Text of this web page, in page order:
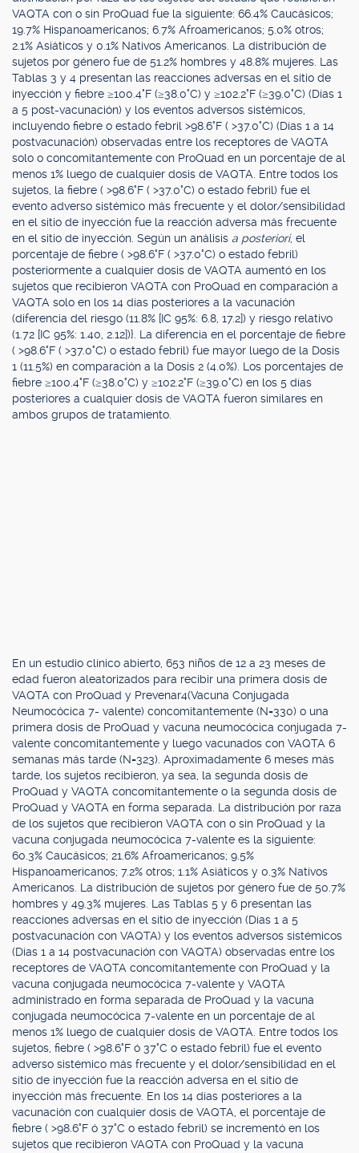
VAQTA con o sin ProQuad fue la siguiente: 66.4% Caucásicos;
19.7% Hispanoamericanos; 6.7% Afroamericanos; 5.0% otros;
2.1% Asiáticos y 0.1% Nativos Americanos. La distribución de
sujetos por género fue de 51.2% hombres y 48.8% mujeres. Las
Tablas 3 y 4 presentan las reacciones adversas en el sitio de
inyección y fiebre ≥100.4°F (≥38.0°C) y ≥102.2°F (≥39.0°C) (Días 1
a 5 post-vacunación) y los eventos adversos sistémicos,
incluyendo fiebre o estado febril >98.6°F ( >37.0°C) (Días 1 a 14
postvacunación) observadas entre los receptores de VAQTA
solo o concomitantemente con ProQuad en un porcentaje de al
menos 1% luego de cualquier dosis de VAQTA. Entre todos los
sujetos, la fiebre ( >98.6°F ( >37.0°C) o estado febril) fue el
evento adverso sistémico más frecuente y el dolor/sensibilidad
en el sitio de inyección fue la reacción adversa más frecuente
en el sitio de inyección. Según un análisis a posteriori, el
porcentaje de fiebre ( >98.6°F ( >37.0°C) o estado febril)
posteriormente a cualquier dosis de VAQTA aumentó en los
sujetos que recibieron VAQTA con ProQuad en comparación a
VAQTA solo en los 14 días posteriores a la vacunación
(diferencia del riesgo (11.8% [IC 95%: 6.8, 17.2]) y riesgo relativo
(1.72 [IC 95%: 1.40, 2.12])}. La diferencia en el porcentaje de fiebre
( >98.6°F ( >37.0°C) o estado febril) fue mayor luego de la Dosis
1 (11.5%) en comparación a la Dosis 2 (4.0%). Los porcentajes de
fiebre ≥100.4°F (≥38.0°C) y ≥102.2°F (≥39.0°C) en los 5 días
posteriores a cualquier dosis de VAQTA fueron similares en
ambos grupos de tratamiento.
En un estudio clínico abierto, 653 niños de 12 a 23 meses de
edad fueron aleatorizados para recibir una primera dosis de
VAQTA con ProQuad y Prevenar4(Vacuna Conjugada
Neumocócica 7- valente) concomitantemente (N=330) o una
primera dosis de ProQuad y vacuna neumocócica conjugada 7-
valente concomitantemente y luego vacunados con VAQTA 6
semanas más tarde (N=323). Aproximadamente 6 meses más
tarde, los sujetos recibieron, ya sea, la segunda dosis de
ProQuad y VAQTA concomitantemente o la segunda dosis de
ProQuad y VAQTA en forma separada. La distribución por raza
de los sujetos que recibieron VAQTA con o sin ProQuad y la
vacuna conjugada neumocócica 7-valente es la siguiente:
60.3% Caucásicos; 21.6% Afroamericanos; 9.5%
Hispanoamericanos; 7.2% otros; 1.1% Asiáticos y 0.3% Nativos
Americanos. La distribución de sujetos por género fue de 50.7%
hombres y 49.3% mujeres. Las Tablas 5 y 6 presentan las
reacciones adversas en el sitio de inyección (Días 1 a 5
postvacunación con VAQTA) y los eventos adversos sistémicos
(Días 1 a 14 postvacunación con VAQTA) observadas entre los
receptores de VAQTA concomitantemente con ProQuad y la
vacuna conjugada neumocócica 7-valente y VAQTA
administrado en forma separada de ProQuad y la vacuna
conjugada neumocócica 7-valente en un porcentaje de al
menos 1% luego de cualquier dosis de VAQTA. Entre todos los
sujetos, fiebre ( >98.6°F ó 37°C o estado febril) fue el evento
adverso sistémico más frecuente y el dolor/sensibilidad en el
sitio de inyección fue la reacción adversa en el sitio de
inyección más frecuente. En los 14 días posteriores a la
vacunación con cualquier dosis de VAQTA, el porcentaje de
fiebre ( >98.6°F ó 37°C o estado febril) se incrementó en los
sujetos que recibieron VAQTA con ProQuad y la vacuna